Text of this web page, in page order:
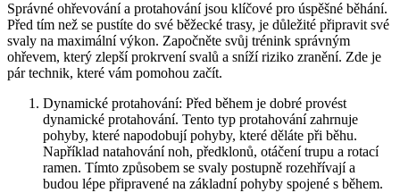
Správné ohřevování a protahování jsou klíčové pro úspěšné běhání.
Před tím než se pustíte do své běžecké trasy, je důležité připravit své
svaly na maximální výkon. Započněte svůj trénink správným
ohřevem, který zlepší prokrvení svalů a sníží riziko zranění. Zde je
pár technik, které vám pomohou začít.
Dynamické protahování: Před během je dobré provést
dynamické protahování. Tento typ protahování zahrnuje
pohyby, které napodobují pohyby, které děláte při běhu.
Například natahování noh, předklonů, otáčení trupu a rotací
ramen. Tímto způsobem se svaly postupně rozehřívají a
budou lépe připravené na základní pohyby spojené s během.